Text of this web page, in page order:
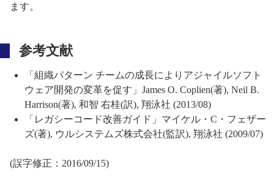
ます。
参考文献
「組織パターン チームの成長によりアジャイルソフト
ウェア開発の変革を促す」James O. Coplien(著), Neil B.
Harrison(著), 和智 右桂(訳), 翔泳社 (2013/08)
「レガシーコード改善ガイド」マイケル・C・フェザー
ズ(著), ウルシステムズ株式会社(監訳), 翔泳社 (2009/07)
(誤字修正：2016/09/15)